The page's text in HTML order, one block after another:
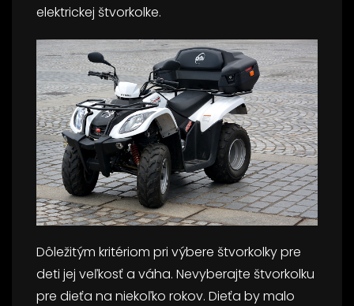
elektrickej štvorkolke.
Dôležitým kritériom pri výbere štvorkolky pre
deti jej veľkosť a váha. Nevyberajte štvorkolku
pre dieťa na niekoľko rokov. Dieťa by malo